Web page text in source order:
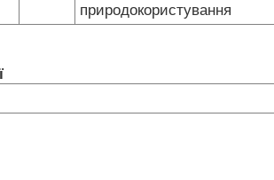
природокористування